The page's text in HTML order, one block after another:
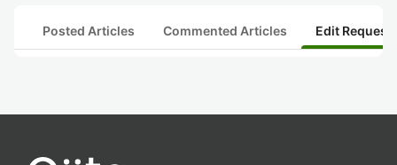
Posted Articles Commented Articles Edit